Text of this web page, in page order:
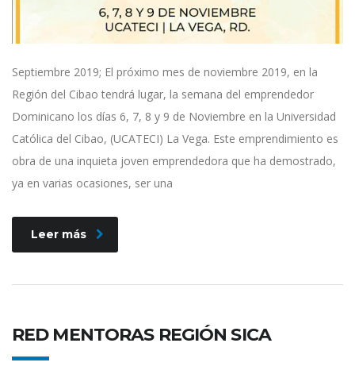
Septiembre 2019; El próximo mes de noviembre 2019, en la
Región del Cibao tendrá lugar, la semana del emprendedor
Dominicano los días 6, 7, 8 y 9 de Noviembre en la Universidad
Católica del Cibao, (UCATECI) La Vega. Este emprendimiento es
obra de una inquieta joven emprendedora que ha demostrado,
ya en varias ocasiones, ser una
Leer más
RED MENTORAS REGIÓN SICA